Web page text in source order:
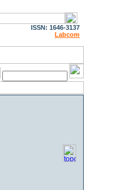
ISSN: 1646-3137
Labcom